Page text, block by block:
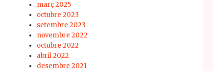
març 2025
octubre 2023
setembre 2023
novembre 2022
octubre 2022
abril 2022
desembre 2021